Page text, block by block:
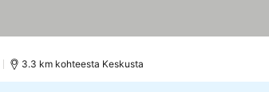
3.3 km kohteesta Keskusta